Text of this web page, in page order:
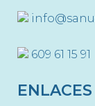
609 61 15 91
ENLACES